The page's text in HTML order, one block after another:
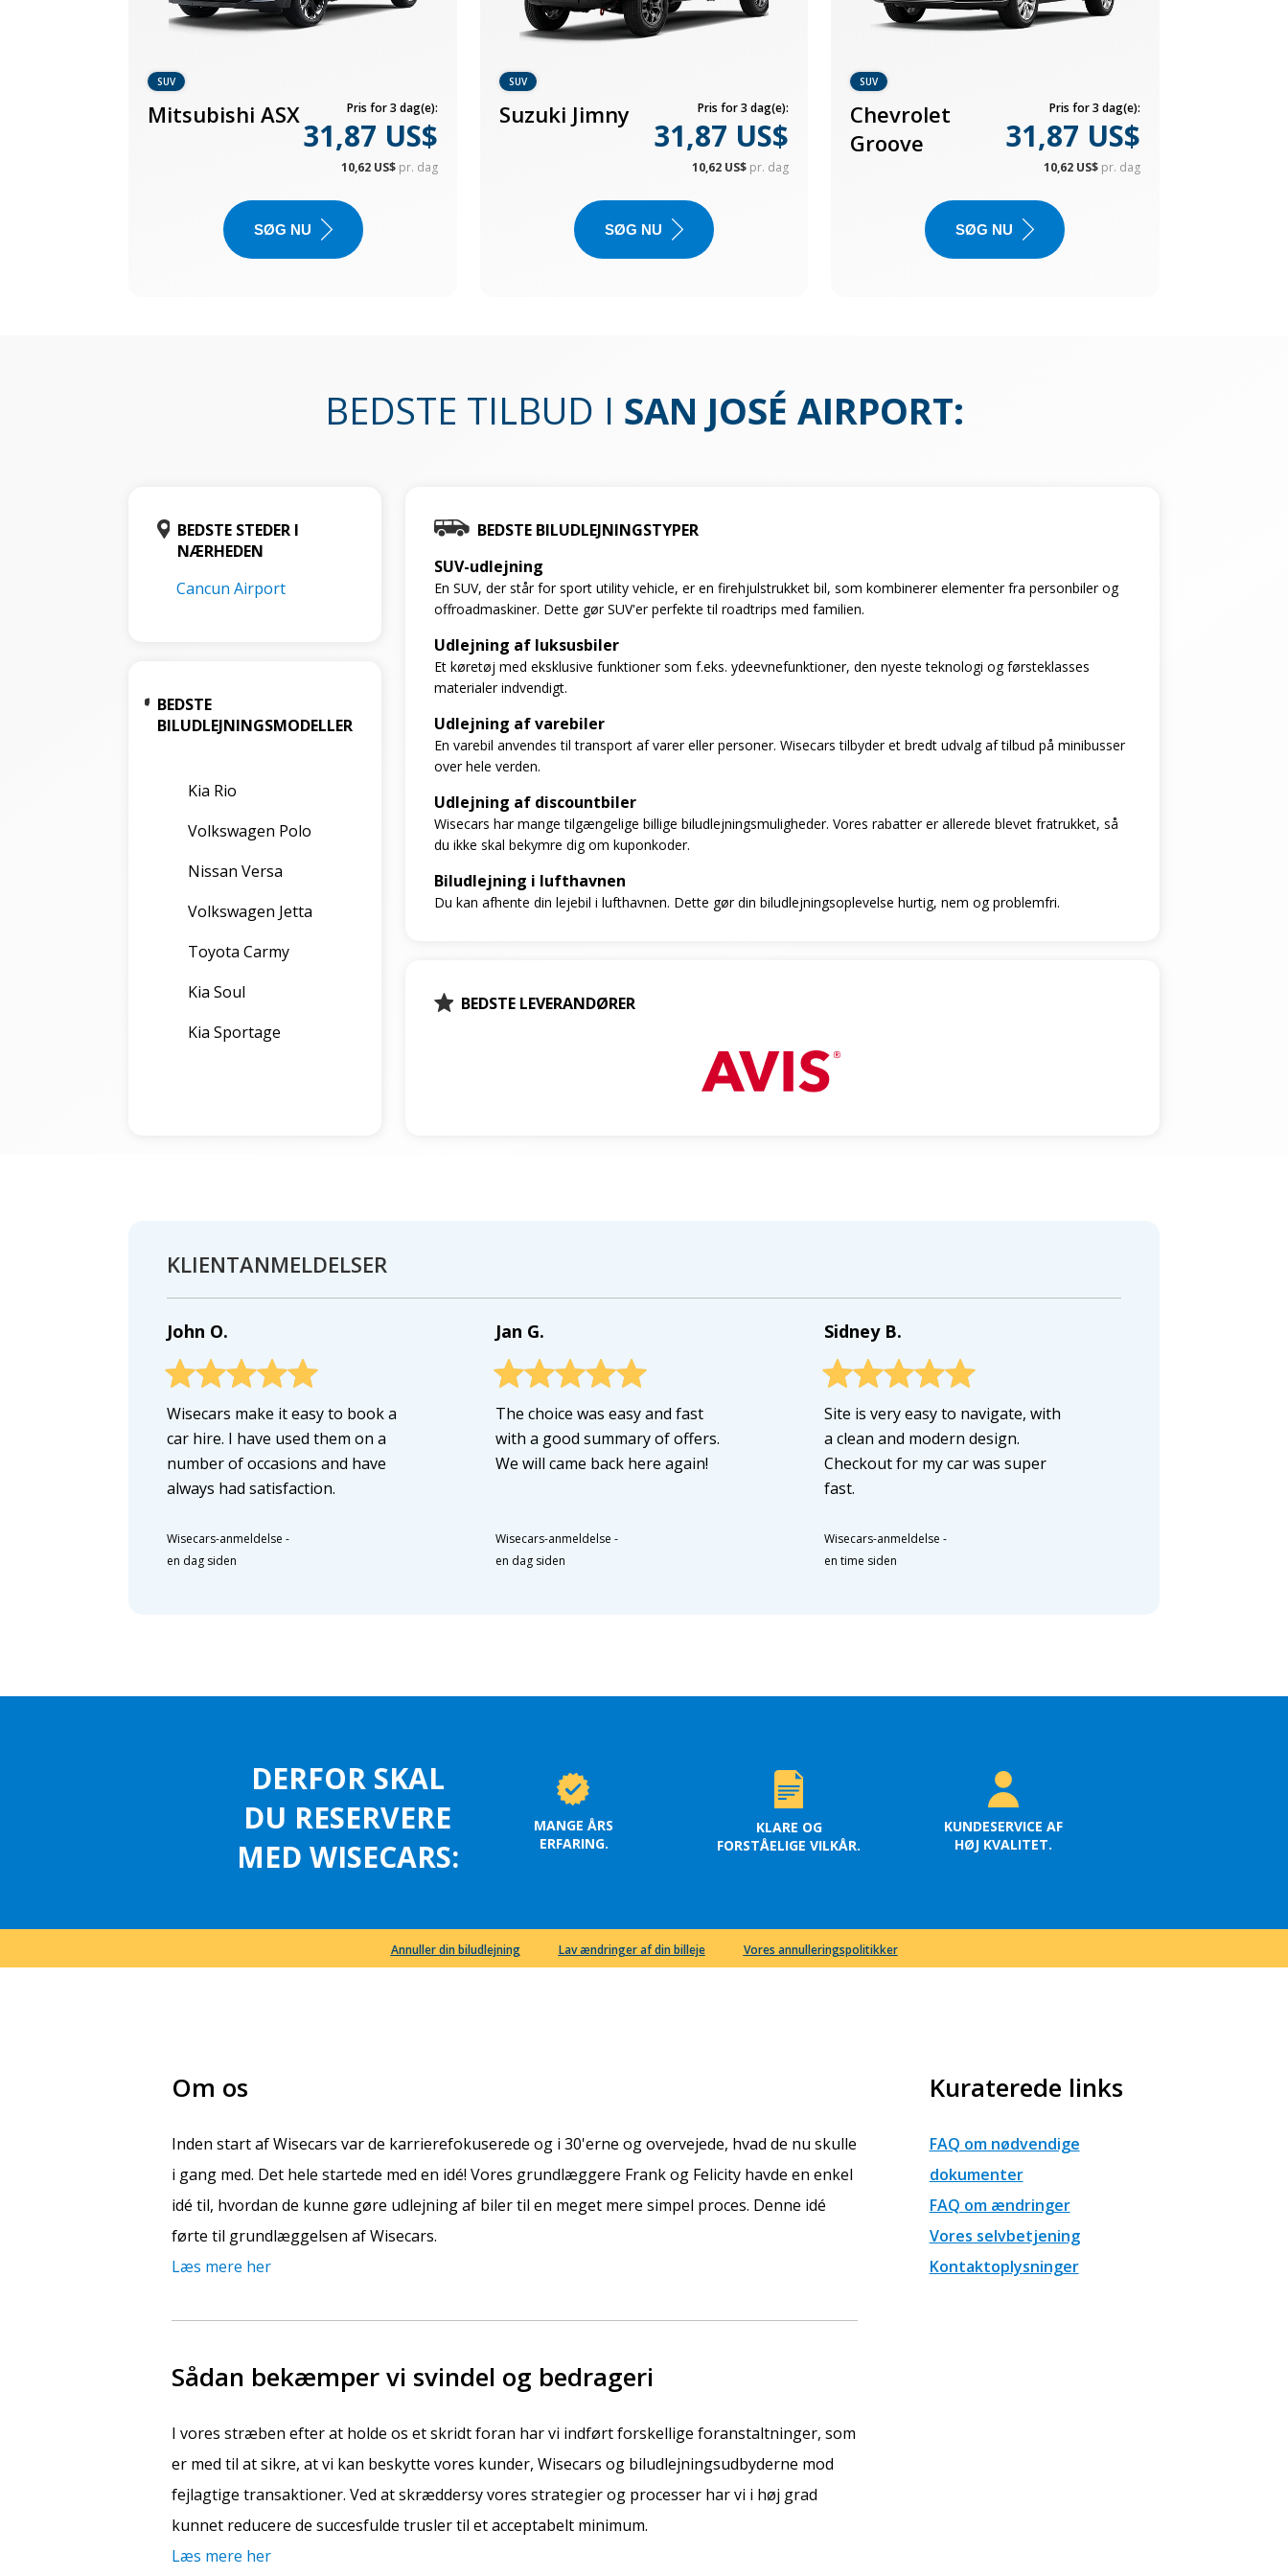
SUV
Mitsubishi ASX Pris for 3 dag(e):
31,87 US$
10,62 US$ pr. dag
SØG NU
SUV
Suzuki Jimny Pris for 3 dag(e):
31,87 US$
10,62 US$ pr. dag
SØG NU
SUV
Chevrolet
Groove
Pris for 3 dag(e):
31,87 US$
10,62 US$ pr. dag
SØG NU
BEDSTE TILBUD I SAN JOSÉ AIRPORT:
BEDSTE STEDER I
NÆRHEDEN
Cancun Airport
BEDSTE
BILUDLEJNINGSMODELLER
Kia Rio
Volkswagen Polo
Nissan Versa
Volkswagen Jetta
Toyota Carmy
Kia Soul
Kia Sportage
BEDSTE BILUDLEJNINGSTYPER
SUV-udlejning
En SUV, der står for sport utility vehicle, er en firehjulstrukket bil, som kombinerer elementer fra personbiler og
offroadmaskiner. Dette gør SUV'er perfekte til roadtrips med familien.
Udlejning af luksusbiler
Et køretøj med eksklusive funktioner som f.eks. ydeevnefunktioner, den nyeste teknologi og førsteklasses
materialer indvendigt.
Udlejning af varebiler
En varebil anvendes til transport af varer eller personer. Wisecars tilbyder et bredt udvalg af tilbud på minibusser
over hele verden.
Udlejning af discountbiler
Wisecars har mange tilgængelige billige biludlejningsmuligheder. Vores rabatter er allerede blevet fratrukket, så
du ikke skal bekymre dig om kuponkoder.
Biludlejning i lufthavnen
Du kan afhente din lejebil i lufthavnen. Dette gør din biludlejningsoplevelse hurtig, nem og problemfri.
BEDSTE LEVERANDØRER
KLIENTANMELDELSER
John O.
Wisecars make it easy to book a
car hire. I have used them on a
number of occasions and have
always had satisfaction.
Wisecars-anmeldelse -
en dag siden
Jan G.
The choice was easy and fast
with a good summary of offers.
We will came back here again!
Wisecars-anmeldelse -
en dag siden
Sidney B.
Site is very easy to navigate, with
a clean and modern design.
Checkout for my car was super
fast.
Wisecars-anmeldelse -
en time siden
DERFOR SKAL
DU RESERVERE
MED WISECARS:
MANGE ÅRS
ERFARING.
KLARE OG
FORSTÅELIGE VILKÅR.
KUNDESERVICE AF
HØJ KVALITET.
Annuller din biludlejning Lav ændringer af din billeje Vores annulleringspolitikker
Om os
Inden start af Wisecars var de karrierefokuserede og i 30'erne og overvejede, hvad de nu skulle
i gang med. Det hele startede med en idé! Vores grundlæggere Frank og Felicity havde en enkel
idé til, hvordan de kunne gøre udlejning af biler til en meget mere simpel proces. Denne idé
førte til grundlæggelsen af Wisecars.
Læs mere her
Sådan bekæmper vi svindel og bedrageri
I vores stræben efter at holde os et skridt foran har vi indført forskellige foranstaltninger, som
er med til at sikre, at vi kan beskytte vores kunder, Wisecars og biludlejningsudbyderne mod
fejlagtige transaktioner. Ved at skræddersy vores strategier og processer har vi i høj grad
kunnet reducere de succesfulde trusler til et acceptabelt minimum.
Læs mere her
Kuraterede links
FAQ om nødvendige
dokumenter
FAQ om ændringer
Vores selvbetjening
Kontaktoplysninger